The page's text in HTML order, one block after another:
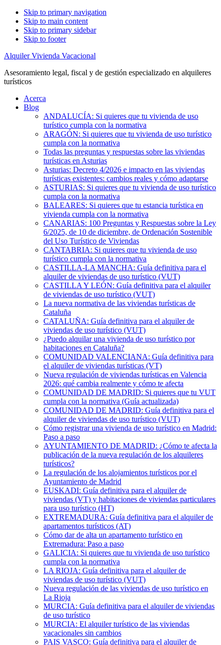
Skip to primary navigation
Skip to main content
Skip to primary sidebar
Skip to footer
Alquiler Vivienda Vacacional
Asesoramiento legal, fiscal y de gestión especializado en alquileres
turísticos
Acerca
Blog
ANDALUCÍA: Si quieres que tu vivienda de uso
turístico cumpla con la normativa
ARAGÓN: Si quieres que tu vivienda de uso turístico
cumpla con la normativa
Todas las preguntas y respuestas sobre las viviendas
turísticas en Asturias
Asturias: Decreto 4/2026 e impacto en las viviendas
turísticas existentes: cambios reales y cómo adaptarse
ASTURIAS: Si quieres que tu vivienda de uso turístico
cumpla con la normativa
BALEARES: Si quieres que tu estancia turística en
vivienda cumpla con la normativa
CANARIAS: 100 Preguntas y Respuestas sobre la Ley
6/2025, de 10 de diciembre, de Ordenación Sostenible
del Uso Turístico de Viviendas
CANTABRIA: Si quieres que tu vivienda de uso
turístico cumpla con la normativa
CASTILLA-LA MANCHA: Guía definitiva para el
alquiler de viviendas de uso turístico (VUT)
CASTILLA Y LEÓN: Guía definitiva para el alquiler
de viviendas de uso turístico (VUT)
La nueva normativa de las viviendas turísticas de
Cataluña
CATALUÑA: Guía definitiva para el alquiler de
viviendas de uso turístico (VUT)
¿Puedo alquilar una vivienda de uso turístico por
habitaciones en Cataluña?
COMUNIDAD VALENCIANA: Guía definitiva para
el alquiler de viviendas turísticas (VT)
Nueva regulación de viviendas turísticas en Valencia
2026: qué cambia realmente y cómo te afecta
COMUNIDAD DE MADRID: Si quieres que tu VUT
cumpla con la normativa (Guía actualizada)
COMUNIDAD DE MADRID: Guía definitiva para el
alquiler de viviendas de uso turístico (VUT)
Cómo registrar una vivienda de uso turístico en Madrid:
Paso a paso
AYUNTAMIENTO DE MADRID: ¿Cómo te afecta la
publicación de la nueva regulación de los alquileres
turísticos?
La regulación de los alojamientos turísticos por el
Ayuntamiento de Madrid
EUSKADI: Guía definitiva para el alquiler de
viviendas (VT) y habitaciones de viviendas particulares
para uso turístico (HT)
EXTREMADURA: Guía definitiva para el alquiler de
apartamentos turísticos (AT)
Cómo dar de alta un apartamento turístico en
Extremadura: Paso a paso
GALICIA: Si quieres que tu vivienda de uso turístico
cumpla con la normativa
LA RIOJA: Guía definitiva para el alquiler de
viviendas de uso turístico (VUT)
Nueva regulación de las viviendas de uso turístico en
La Rioja
MURCIA: Guía definitiva para el alquiler de viviendas
de uso turístico
MURCIA: El alquiler turístico de las viviendas
vacacionales sin cambios
PAIS VASCO: Guía definitiva para el alquiler de